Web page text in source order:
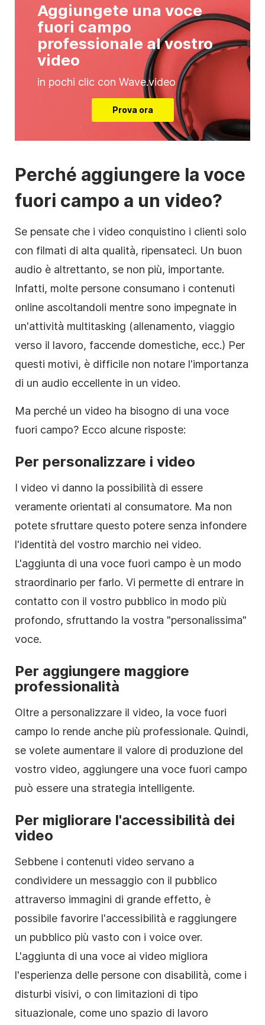
Aggiungete una voce
fuori campo
professionale al vostro
video
in pochi clic con Wave.video
Prova ora
Perché aggiungere la voce
fuori campo a un video?
Se pensate che i video conquistino i clienti solo
con filmati di alta qualità, ripensateci. Un buon
audio è altrettanto, se non più, importante.
Infatti, molte persone consumano i contenuti
online ascoltandoli mentre sono impegnate in
un'attività multitasking (allenamento, viaggio
verso il lavoro, faccende domestiche, ecc.) Per
questi motivi, è difficile non notare l'importanza
di un audio eccellente in un video.
Ma perché un video ha bisogno di una voce
fuori campo? Ecco alcune risposte:
Per personalizzare i video
I video vi danno la possibilità di essere
veramente orientati al consumatore. Ma non
potete sfruttare questo potere senza infondere
l'identità del vostro marchio nei video.
L'aggiunta di una voce fuori campo è un modo
straordinario per farlo. Vi permette di entrare in
contatto con il vostro pubblico in modo più
profondo, sfruttando la vostra "personalissima"
voce.
Per aggiungere maggiore
professionalità
Oltre a personalizzare il video, la voce fuori
campo lo rende anche più professionale. Quindi,
se volete aumentare il valore di produzione del
vostro video, aggiungere una voce fuori campo
può essere una strategia intelligente.
Per migliorare l'accessibilità dei
video
Sebbene i contenuti video servano a
condividere un messaggio con il pubblico
attraverso immagini di grande effetto, è
possibile favorire l'accessibilità e raggiungere
un pubblico più vasto con i voice over.
L'aggiunta di una voce ai video migliora
l'esperienza delle persone con disabilità, come i
disturbi visivi, o con limitazioni di tipo
situazionale, come uno spazio di lavoro